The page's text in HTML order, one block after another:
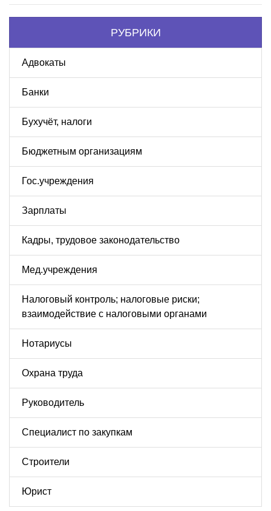
РУБРИКИ
Адвокаты
Банки
Бухучёт, налоги
Бюджетным организациям
Гос.учреждения
Зарплаты
Кадры, трудовое законодательство
Мед.учреждения
Налоговый контроль; налоговые риски;
взаимодействие с налоговыми органами
Нотариусы
Охрана труда
Руководитель
Специалист по закупкам
Строители
Юрист